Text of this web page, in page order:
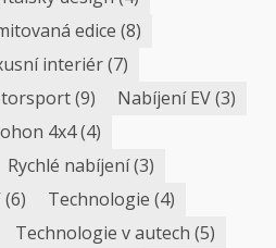
edice (8)
interiér(7)
(9) Nabíjení EV(3)
4x4(4)
Rychlé nabíjení(3)
(6) Technologie (4)
Technologie v autech (5)